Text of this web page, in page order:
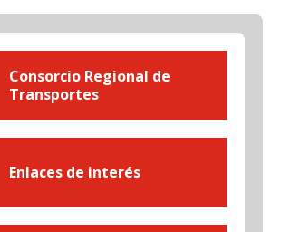
Consorcio Regional de
Transportes
Enlaces de interés